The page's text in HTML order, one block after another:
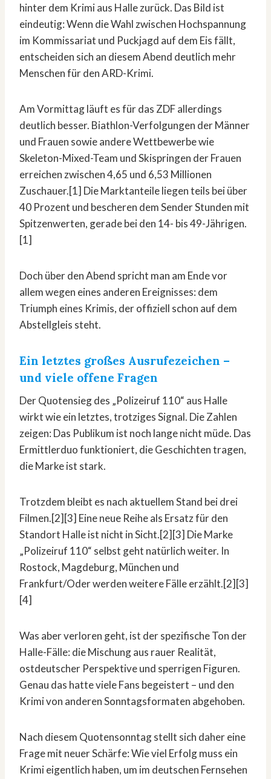
hinter dem Krimi aus Halle zurück. Das Bild ist
eindeutig: Wenn die Wahl zwischen Hochspannung
im Kommissariat und Puckjagd auf dem Eis fällt,
entscheiden sich an diesem Abend deutlich mehr
Menschen für den ARD-Krimi.
Am Vormittag läuft es für das ZDF allerdings
deutlich besser. Biathlon-Verfolgungen der Männer
und Frauen sowie andere Wettbewerbe wie
Skeleton-Mixed-Team und Skispringen der Frauen
erreichen zwischen 4,65 und 6,53 Millionen
Zuschauer.[1] Die Marktanteile liegen teils bei über
40 Prozent und bescheren dem Sender Stunden mit
Spitzenwerten, gerade bei den 14- bis 49-Jährigen.
[1]
Doch über den Abend spricht man am Ende vor
allem wegen eines anderen Ereignisses: dem
Triumph eines Krimis, der offiziell schon auf dem
Abstellgleis steht.
Ein letztes großes Ausrufezeichen –
und viele offene Fragen
Der Quotensieg des „Polizeiruf 110“ aus Halle
wirkt wie ein letztes, trotziges Signal. Die Zahlen
zeigen: Das Publikum ist noch lange nicht müde. Das
Ermittlerduo funktioniert, die Geschichten tragen,
die Marke ist stark.
Trotzdem bleibt es nach aktuellem Stand bei drei
Filmen.[2][3] Eine neue Reihe als Ersatz für den
Standort Halle ist nicht in Sicht.[2][3] Die Marke
„Polizeiruf 110“ selbst geht natürlich weiter. In
Rostock, Magdeburg, München und
Frankfurt/Oder werden weitere Fälle erzählt.[2][3]
[4]
Was aber verloren geht, ist der spezifische Ton der
Halle-Fälle: die Mischung aus rauer Realität,
ostdeutscher Perspektive und sperrigen Figuren.
Genau das hatte viele Fans begeistert – und den
Krimi von anderen Sonntagsformaten abgehoben.
Nach diesem Quotensonntag stellt sich daher eine
Frage mit neuer Schärfe: Wie viel Erfolg muss ein
Krimi eigentlich haben, um im deutschen Fernsehen